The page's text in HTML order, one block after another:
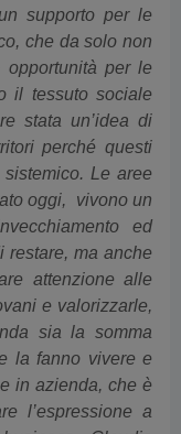
supporto per le
che da solo non
opportunità per le
il tessuto sociale
stata un’idea di
perché questi
Le aree
oggi, vivono un
ed
restare, ma anche
attenzione alle
e valorizzarle,
sia la somma
la fanno vivere e
in azienda, che è
l’espressione a